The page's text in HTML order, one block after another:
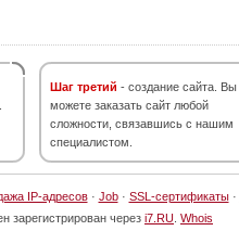
Шаг третий - создание сайта. Вы
можете заказать сайт любой
сложности, связавшись с нашим
специалистом.
IP-адресов· Job· SSL-сертификаты·
зарегистрирован через i7.RU Whois